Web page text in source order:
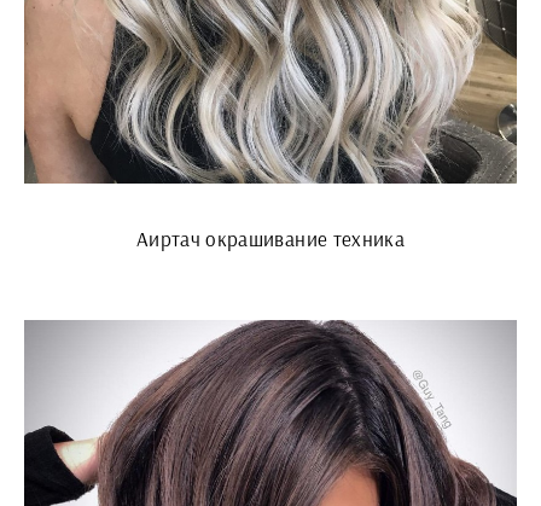
Аиртач окрашивание техника